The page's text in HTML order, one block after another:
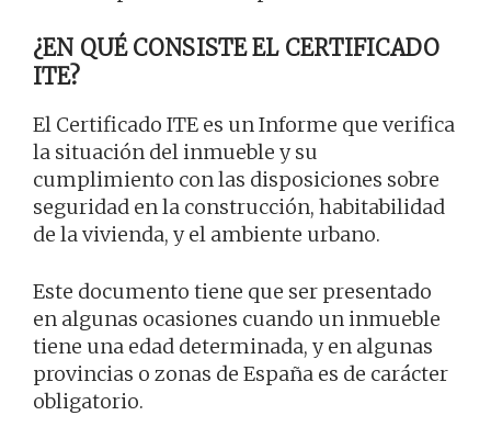
¿EN QUÉ CONSISTE EL CERTIFICADO
ITE?
El Certificado ITE es un Informe que verifica
la situación del inmueble y su
cumplimiento con las disposiciones sobre
seguridad en la construcción, habitabilidad
de la vivienda, y el ambiente urbano.
Este documento tiene que ser presentado
en algunas ocasiones cuando un inmueble
tiene una edad determinada, y en algunas
provincias o zonas de España es de carácter
obligatorio.